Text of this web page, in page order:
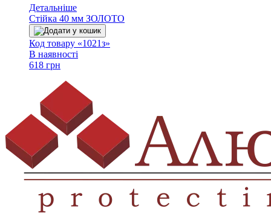
Детальніше
Стійка 40 мм ЗОЛОТО
Додати у кошик
Код товару «1021з»
В наявності
618 грн